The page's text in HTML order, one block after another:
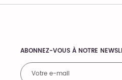
Comments
ABONNEZ-VOUS À NOTRE